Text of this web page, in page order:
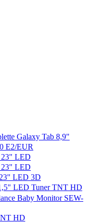
Galaxy Tab 8,9"
E2/EUR
23" LED
23" LED
LED 3D
LED Tuner TNT HD
Baby Monitor SEW-
HD